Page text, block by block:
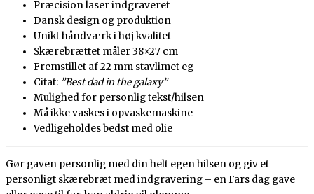
Præcision laser indgraveret
Dansk design og produktion
Unikt håndværk i høj kvalitet
Skærebrættet måler 38×27 cm
Fremstillet af 22 mm stavlimet eg
Citat: ”Best dad in the galaxy”
Mulighed for personlig tekst/hilsen
Må ikke vaskes i opvaskemaskine
Vedligeholdes bedst med olie
Gør gaven personlig med din helt egen hilsen og giv et
personligt skærebræt med indgravering – en Fars dag gave